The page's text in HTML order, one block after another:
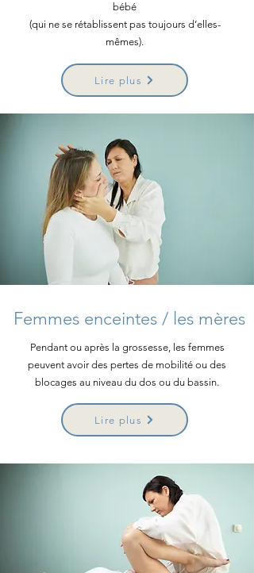
bébé
(qui ne se rétablissent pas toujours d’elles-
mêmes).
Lire plus
Femmes enceintes / les mères
Pendant ou après la grossesse, les femmes
peuvent avoir des pertes de mobilité ou des
blocages au niveau du dos ou du bassin.
Lire plus